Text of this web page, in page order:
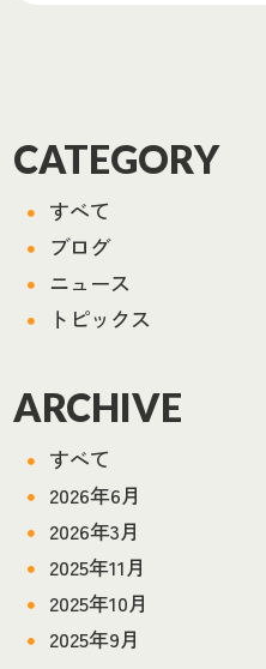
CATEGORY
すべて
ブログ
ニュース
トピックス
ARCHIVE
すべて
2026年6月
2026年3月
2025年11月
2025年10月
2025年9月